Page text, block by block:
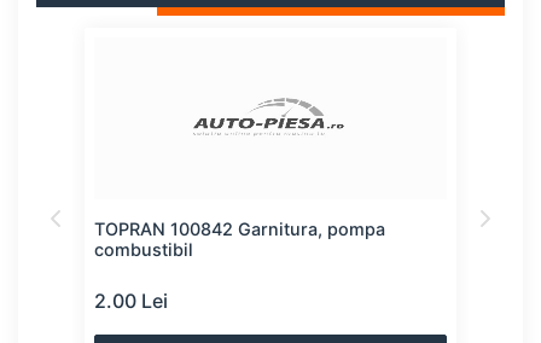
TOPRAN 100842 Garnitura, pompa
combustibil
2.00 Lei